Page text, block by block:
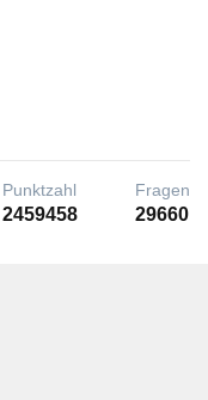
Punktzahl
2459458
Fragen
29660